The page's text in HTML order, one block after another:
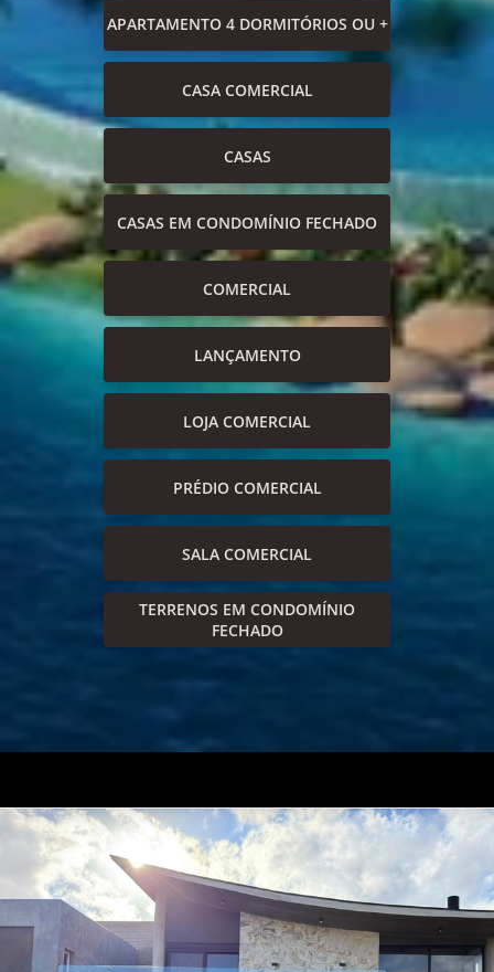
APARTAMENTO 4 DORMITÓRIOS OU +
CASA COMERCIAL
CASAS
CASAS EM CONDOMÍNIO FECHADO
COMERCIAL
LANÇAMENTO
LOJA COMERCIAL
PRÉDIO COMERCIAL
SALA COMERCIAL
TERRENOS EM CONDOMÍNIO
FECHADO